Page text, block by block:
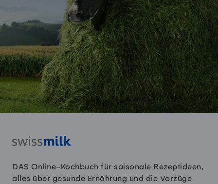
DAS Online-Kochbuch für saisonale Rezeptideen,
alles über gesunde Ernährung und die Vorzüge